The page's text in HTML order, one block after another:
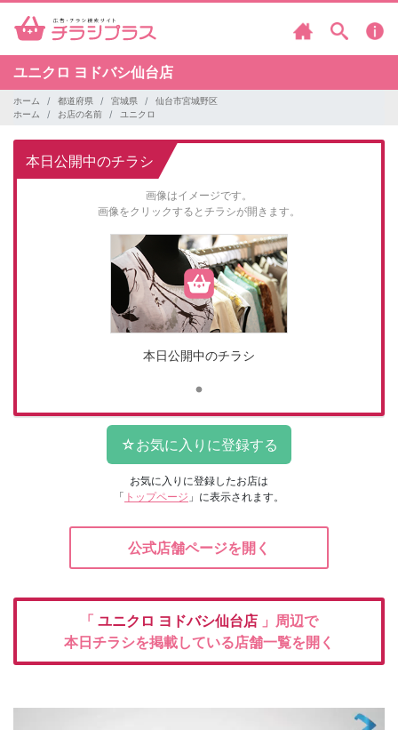
ユニクロ ヨドバシ仙台店
ホーム 都道府県 宮城県
仙台市宮城野区
ホーム
お店の名前 ユニクロ
本日公開中のチラシ
画像はイメージです。
画像をクリックするとチラシが開きます。
本日公開中のチラシ
お気に入りに登録したお店は
「 トップページ 」に表示されます。
公式店舗ページを開く
「 ユニクロ ヨドバシ仙台店 」周辺で
本日チラシを掲載している店舗一覧を開く